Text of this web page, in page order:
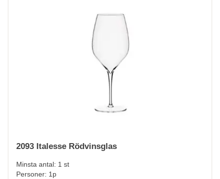
2093 Italesse Rödvinsglas
Minsta antal: 1 st
Personer: 1p